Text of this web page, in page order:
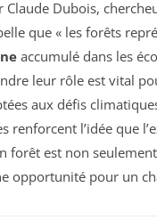
Claude Dubois,
que « les forêts
accumulé dans les
leur rôle est vital
aux défis
renforcent l’idée que
forêt est non
opportunité pour un